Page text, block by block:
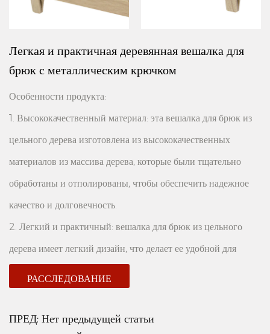
Легкая и практичная деревянная вешалка для
брюк с металлическим крючком
Особенности продукта:
1. Высококачественный материал: эта вешалка для брюк из
цельного дерева изготовлена ​​из высококачественных
материалов из массива дерева, которые были тщательно
обработаны и отполированы, чтобы обеспечить надежное
качество и долговечность.
2. Легкий и практичный: вешалка для брюк из цельного
дерева имеет легкий дизайн, что делает ее удобной для
можете легко организовать и хранить одежду.
3. Конструкция с металлическими крючками: вешалка для
РАССЛЕДОВАНИЕ
ПРЕД: Нет предыдущей статьи